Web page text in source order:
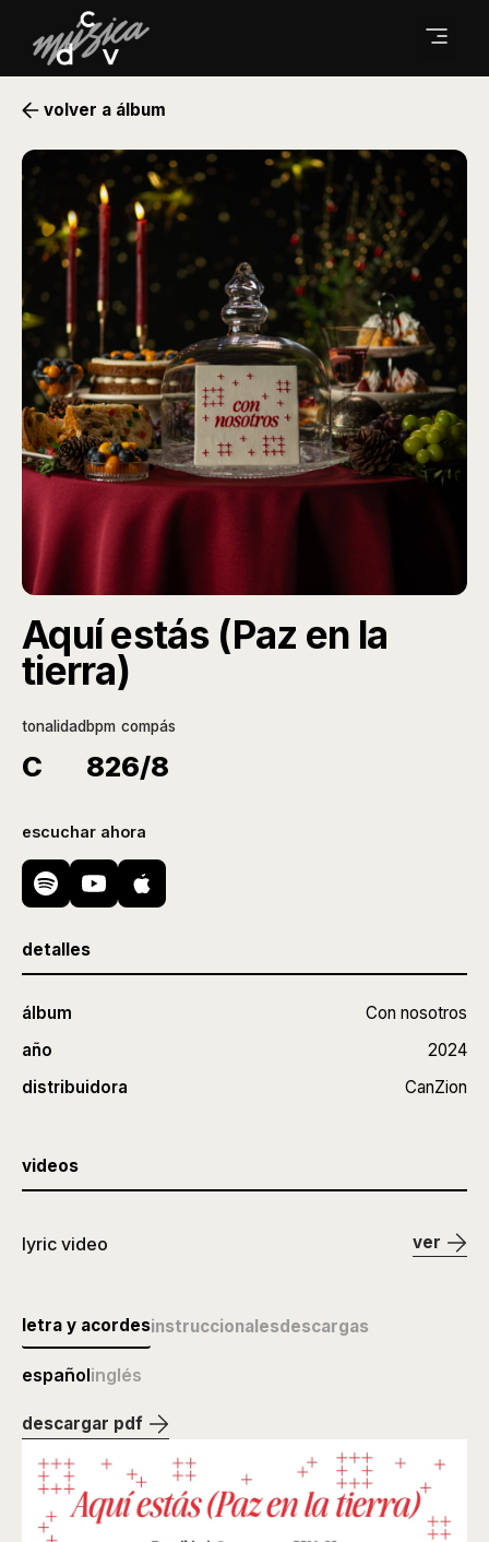
volver a álbum
detalles
álbum
Con nosotros
año
2024
distribuidora
CanZion
videos
lyric video ver
Aquí estás (Paz en la
tierra)
tonalidad
C
bpm
82
compás
6/8
escuchar ahora
letra y acordesinstruccionalesdescargas
españolinglés
descargar pdf